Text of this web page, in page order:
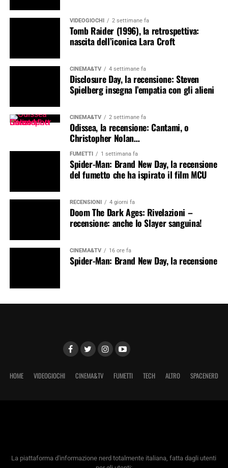
VIDEOGIOCHI 2 settimane fa
Tomb Raider (1996), la retrospettiva:
nascita dell’iconica Lara Croft
CINEMA&TV 4 settimane fa
Disclosure Day, la recensione: Steven
Spielberg insegna l’empatia con gli alieni
CINEMA&TV 2 settimane fa
Odissea, la recensione: Cantami, o
Christopher Nolan…
FUMETTI 1 settimana fa
Spider-Man: Brand New Day, la recensione
del fumetto che ha ispirato il film MCU
RECENSIONI 4 giorni fa
Doom The Dark Ages: Rivelazioni –
recensione: anche lo Slayer sanguina!
CINEMA&TV 16 ore fa
Spider-Man: Brand New Day, la recensione
HOME VIDEOGIOCHI CINEMA&TV FUMETTI TECH ALTRO SPACENERD
La piattaforma d'informazione nerd totalmente italiana, fatta dagli utenti